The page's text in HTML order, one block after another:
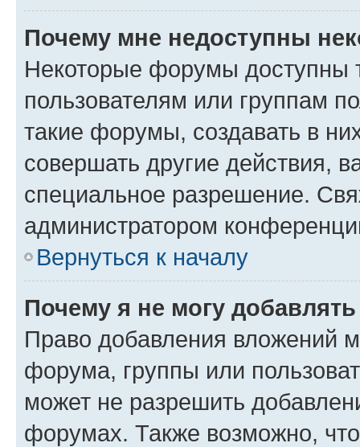
Почему мне недоступны
Некоторые форумы доступны
пользователям или группам
такие форумы, создавать в
совершать другие действия,
специальное разрешение.
администратором
Вернуться к началу
Почему я не могу
Право добавления вложений
форума, группы или
может не разрешить
форумах. Также возможно,